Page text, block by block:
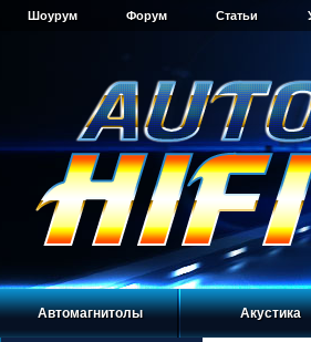
Шоурум Форум Статьи
Автомагнитолы Акустика